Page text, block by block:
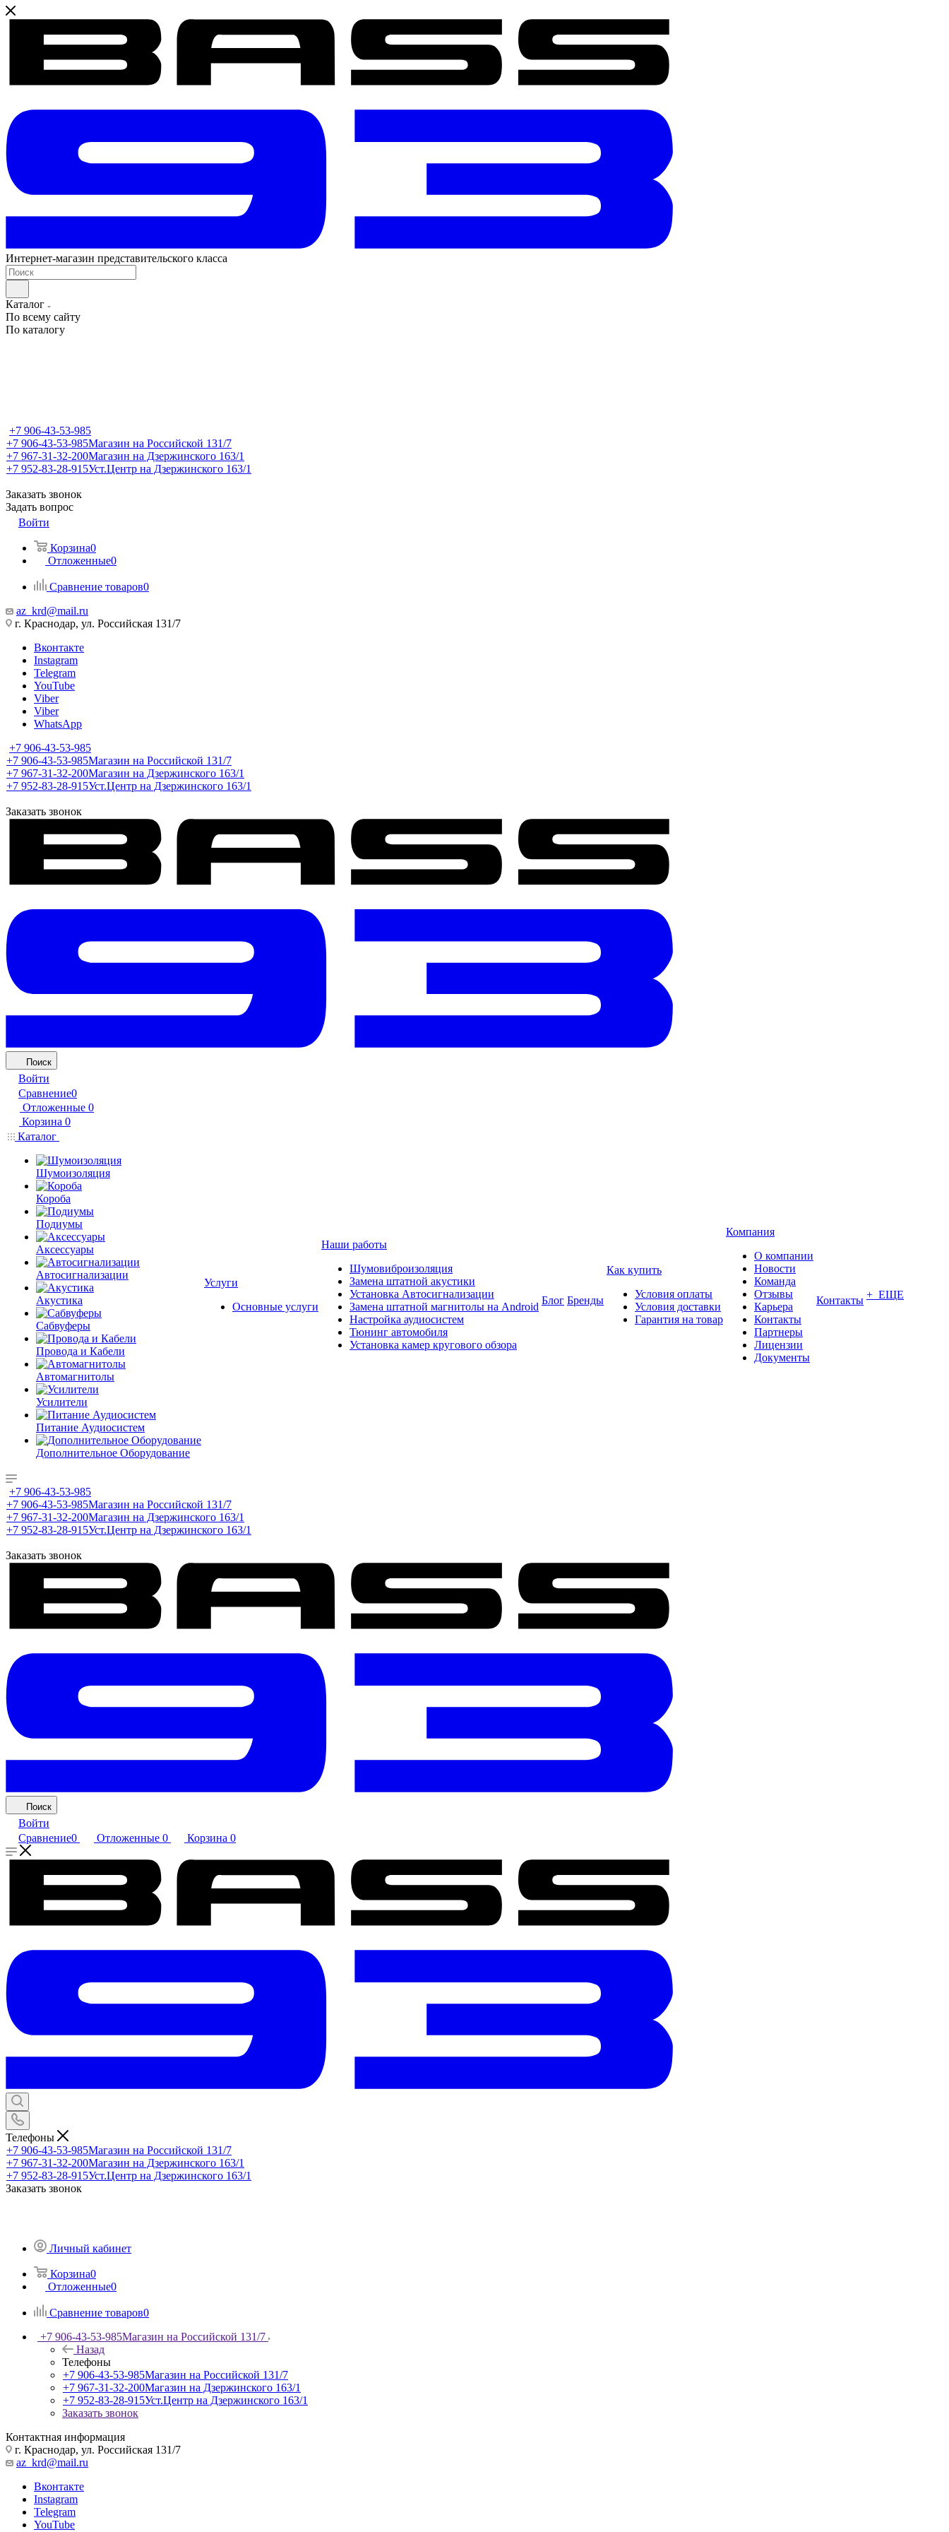
Интернет-магазин представительского класса
Каталог
По всему сайту
По каталогу
+7 906-43-53-985
+7 906-43-53-985Магазин на Российской 131/7
+7 967-31-32-200Магазин на Дзержинского 163/1
+7 952-83-28-915Уст.Центр на Дзержинского 163/1
Заказать звонок
Задать вопрос
Войти
Корзина0
Отложенные0
Сравнение товаров0
az_krd@mail.ru
г. Краснодар, ул. Российская 131/7
Вконтакте
Instagram
Telegram
YouTube
Viber
Viber
WhatsApp
+7 906-43-53-985
+7 906-43-53-985Магазин на Российской 131/7
+7 967-31-32-200Магазин на Дзержинского 163/1
+7 952-83-28-915Уст.Центр на Дзержинского 163/1
Заказать звонок
Поиск
Войти
Сравнение0
Отложенные 0
Корзина 0
Каталог
Шумоизоляция
Короба
Подиумы
Аксессуары
Автосигнализации
Акустика
Сабвуферы
Провода и Кабели
Автомагнитолы
Усилители
Питание Аудиосистем
Дополнительное Оборудование
Услуги
Основные услуги
Наши работы
Шумовиброизоляция
Замена штатной акустики
Установка Автосигнализации
Замена штатной магнитолы на Android
Настройка аудиосистем
Тюнинг автомобиля
Установка камер кругового обзора
Блог Бренды
Как купить
Условия оплаты
Условия доставки
Гарантия на товар
Компания
О компании
Новости
Команда
Отзывы
Карьера
Контакты
Партнеры
Лицензии
Документы
Контакты + ЕЩЕ
+7 906-43-53-985
+7 906-43-53-985Магазин на Российской 131/7
+7 967-31-32-200Магазин на Дзержинского 163/1
+7 952-83-28-915Уст.Центр на Дзержинского 163/1
Заказать звонок
Поиск
Войти
Сравнение0 Отложенные 0 Корзина 0
Телефоны
+7 906-43-53-985Магазин на Российской 131/7
+7 967-31-32-200Магазин на Дзержинского 163/1
+7 952-83-28-915Уст.Центр на Дзержинского 163/1
Заказать звонок
Личный кабинет
Корзина0
Отложенные0
Сравнение товаров0
+7 906-43-53-985Магазин на Российской 131/7
Назад
Телефоны
+7 906-43-53-985Магазин на Российской 131/7
+7 967-31-32-200Магазин на Дзержинского 163/1
+7 952-83-28-915Уст.Центр на Дзержинского 163/1
Заказать звонок
Контактная информация
г. Краснодар, ул. Российская 131/7
az_krd@mail.ru
Вконтакте
Instagram
Telegram
YouTube